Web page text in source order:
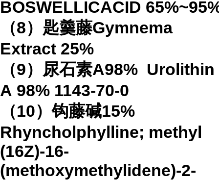
BOSWELLICACID 65%
（8）匙羹藤Gymnema
Extract 25%
（9）尿石素A98% Urolithin
A 98% 1143-70-0
（10）钩藤碱15%
Rhyncholphylline; methyl
(16Z)-16-
(methoxymethylidene)-2-